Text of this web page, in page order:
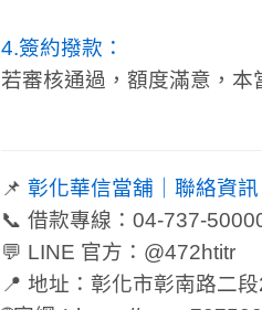
4.簽約撥款 ：
若審核通過，額度滿意，本
📌 彰化華信當舖｜聯絡資訊
📞 借款專線： 04-737-
💬 LINE 官方： @472htitr
📍 地址： 彰化市彰南路二